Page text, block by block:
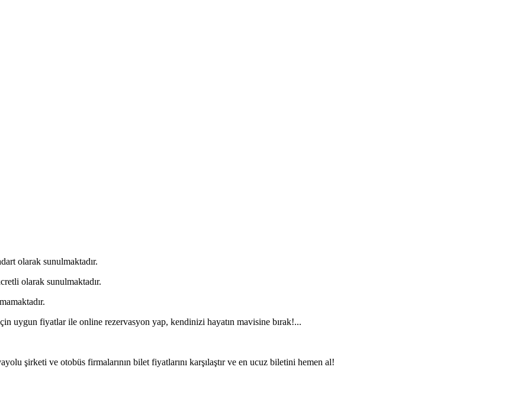
olarak sunulmaktadır.
olarak sunulmaktadır.
uygun fiyatlar ile online rezervasyon yap, kendinizi hayatın mavisine bırak!...
şirketi ve otobüs firmalarının bilet fiyatlarını karşılaştır ve en ucuz biletini hemen al!